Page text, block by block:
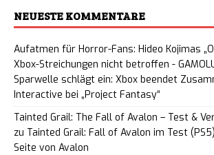
NEUESTE KOMMENTARE
Aufatmen für Horror-Fans: Hideo Kojimas
Xbox-Streichungen nicht betroffen -
Sparwelle schlägt ein: Xbox beendet
Interactive bei „Project Fantasy“
Tainted Grail: The Fall of Avalon – Test &
zu Tainted Grail: Fall of Avalon im Test
Seite von Avalon